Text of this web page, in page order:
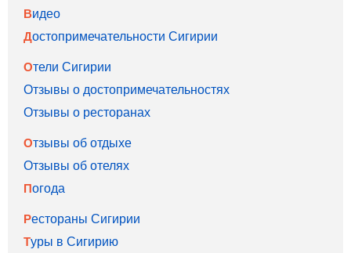
Видео
Достопримечательности Сигирии
Отели Сигирии
Отзывы о достопримечательностях
Отзывы о ресторанах
Отзывы об отдыхе
Отзывы об отелях
Погода
Рестораны Сигирии
Туры в Сигирию